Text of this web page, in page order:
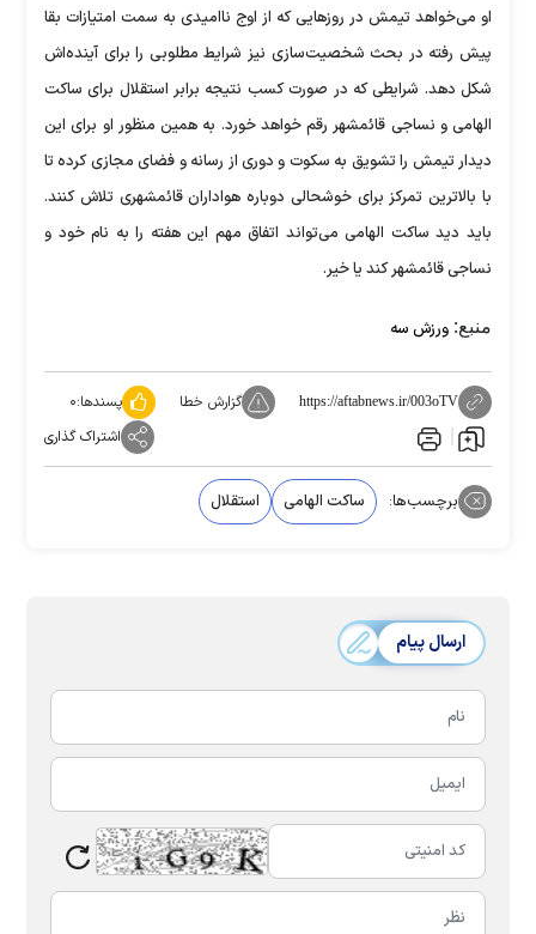
او می‌خواهد تیمش در روز‌هایی که از اوج ناامیدی به سمت امتیازات بقا
پیش رفته در بحث شخصیت‌سازی نیز شرایط مطلوبی را برای آینده‌اش
شکل دهد. شرایطی که در صورت کسب نتیجه برابر استقلال برای ساکت
الهامی و نساجی قائمشهر رقم خواهد خورد. به همین منظور او برای این
دیدار تیمش را تشویق به سکوت و دوری از رسانه و فضای مجازی کرده تا
با بالاترین تمرکز برای خوشحالی دوباره هواداران قائمشهری تلاش کنند.
باید دید ساکت الهامی می‌تواند اتفاق مهم این هفته را به نام خود و
نساجی قائمشهر کند یا خیر.
منبع: ورزش سه
https://aftabnews.ir/003oTV گزارش خطا پسندها:۰
اشتراک گذاری
برچسب‌ها: ساکت الهامی استقلال
ارسال پیام